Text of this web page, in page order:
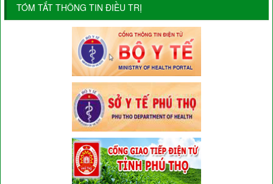
TÓM TẮT THÔNG TIN ĐIỀU TRỊ